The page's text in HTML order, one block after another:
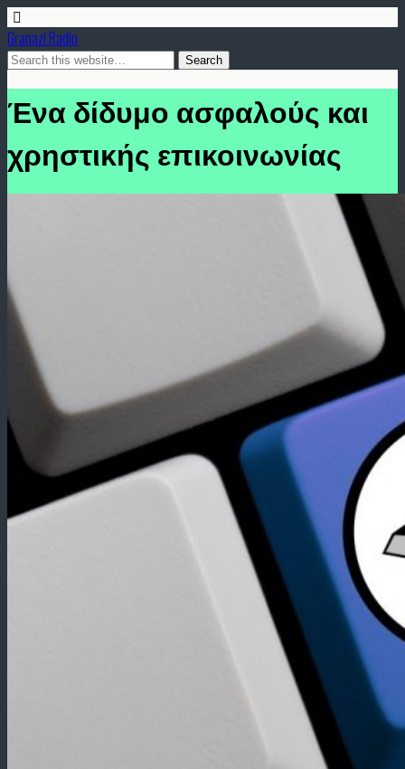
Granazi Radio
Ένα δίδυμο ασφαλούς και
χρηστικής επικοινωνίας